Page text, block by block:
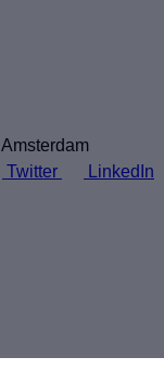
Amsterdam
Twitter LinkedIn